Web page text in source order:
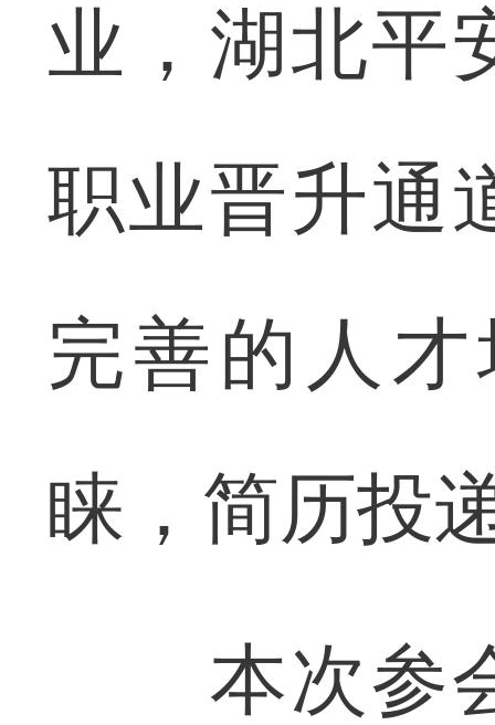
业，湖北平
职业晋升通
完善的人
睐，简历投
本次参会